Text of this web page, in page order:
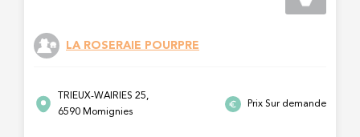
LA ROSERAIE POURPRE
TRIEUX-WAIRIES 25,
6590 Momignies
Prix Sur demande